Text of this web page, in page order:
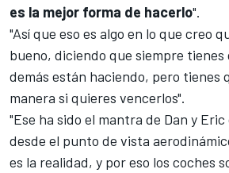
es la mejor forma de hacerlo".
"Así que eso es algo en lo que creo
bueno, diciendo que siempre tienes
demás están haciendo, pero tienes
manera si quieres vencerlos".
"Ese ha sido el mantra de Dan y
desde el punto de vista
es la realidad, y por eso los coches